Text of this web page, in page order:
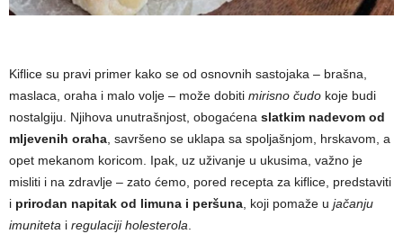
Kiflice su pravi primer kako se od osnovnih sastojaka – brašna,
maslaca, oraha i malo volje – može dobiti mirisno čudo koje budi
nostalgiju. Njihova unutrašnjost, obogaćena slatkim nadevom od
mljevenih oraha, savršeno se uklapa sa spoljašnjom, hrskavom, a
opet mekanom koricom. Ipak, uz uživanje u ukusima, važno je
misliti i na zdravlje – zato ćemo, pored recepta za kiflice, predstaviti
i prirodan napitak od limuna i peršuna, koji pomaže u jačanju
imuniteta i regulaciji holesterola.